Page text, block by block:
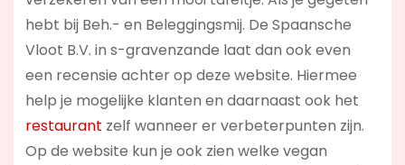
hebt bij Beh.- en Beleggingsmij. De Spaansche
Vloot B.V. in s-gravenzande laat dan ook even
een recensie achter op deze website. Hiermee
help je mogelijke klanten en daarnaast ook het
restaurant zelf wanneer er verbeterpunten zijn.
Op de website kun je ook zien welke vegan